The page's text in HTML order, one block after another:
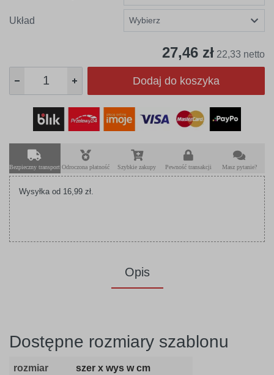
Układ
27,46 zł 22,33 netto
Dodaj do koszyka
Bezpieczny transport Odroczona płatność Szybkie zakupy Pewność transakcji Masz pytanie?
Wysyłka od 16,99 zł.
Opis
Dostępne rozmiary szablonu
rozmiar szer x wys w cm